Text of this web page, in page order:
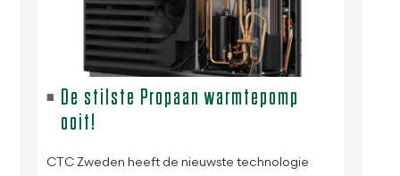
De stilste Propaan warmtepomp
ooit!
CTC Zweden heeft de nieuwste technologie